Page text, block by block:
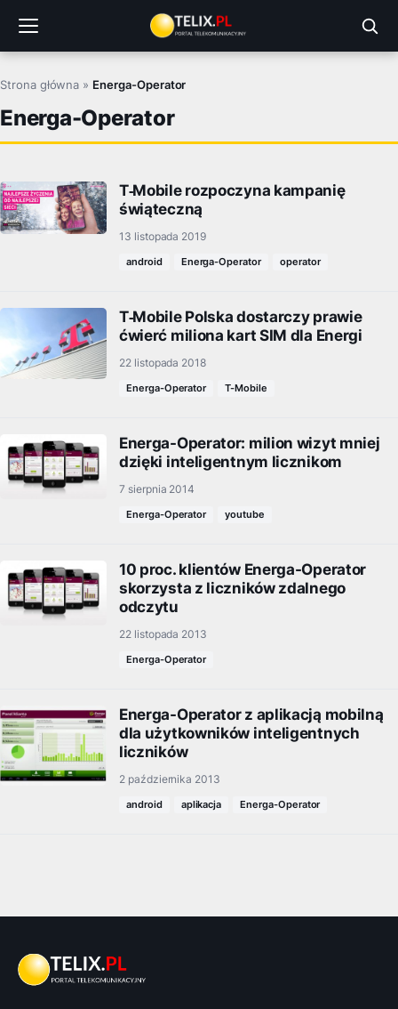
treści
Strona główna » Energa-Operator
Energa-Operator
T‑Mobile rozpoczyna kampanię
świąteczną
13 listopada 2019
android Energa-Operator operator
T‑Mobile Polska dostarczy prawie
ćwierć miliona kart SIM dla Energi
22 listopada 2018
Energa-Operator T-Mobile
Energa-Operator: milion wizyt mniej
dzięki inteligentnym licznikom
7 sierpnia 2014
Energa-Operator youtube
10 proc. klientów Energa-Operator
skorzysta z liczników zdalnego
odczytu
22 listopada 2013
Energa-Operator
Energa-Operator z aplikacją mobilną
dla użytkowników inteligentnych
liczników
2 października 2013
android aplikacja Energa-Operator